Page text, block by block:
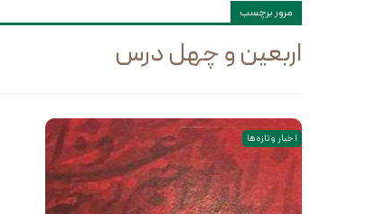
مرور برچسب
اربعین و چهل درس
اخبار و تازه ها